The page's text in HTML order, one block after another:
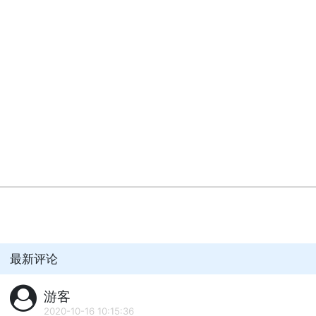
最新评论
游客
2020-10-16 10:15:36